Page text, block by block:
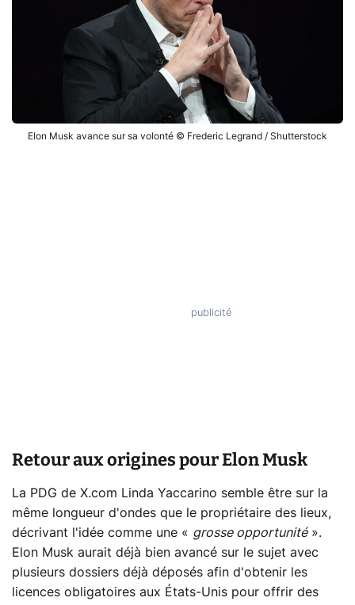
Elon Musk avance sur sa volonté © Frederic Legrand / Shutterstock
Retour aux origines pour Elon Musk
La PDG de X.com Linda Yaccarino semble être sur la
même longueur d'ondes que le propriétaire des lieux,
décrivant l'idée comme une « grosse opportunité».
Elon Musk aurait déjà bien avancé sur le sujet avec
plusieurs dossiers déjà déposés afin d'obtenir les
licences obligatoires aux États-Unis pour offrir des